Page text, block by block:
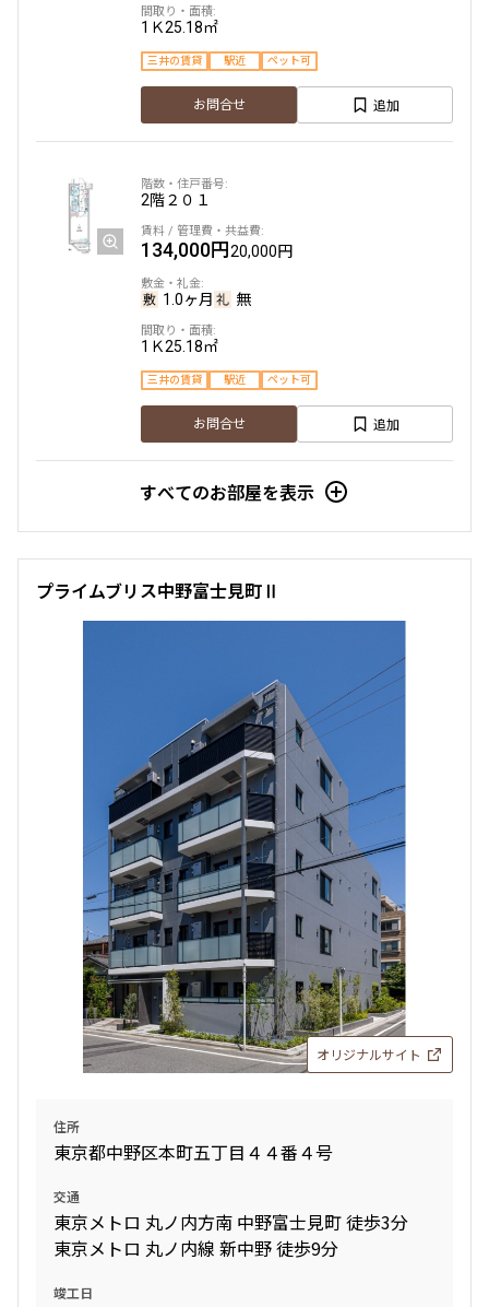
三井の賃貸物件
ペット可・相談
楽器可・相談
より詳細な絞り込み
建物施設やお部屋の設備、方位、階数などの絞り込みが
お部屋を再検索
1Ｋ25.18㎡
三井の賃貸 駅近 ペット可
お問合せ 追加
2階２０１
134,000円20,000円
1.0ヶ月 無
1Ｋ25.18㎡
三井の賃貸 駅近 ペット可
お問合せ 追加
すべてのお部屋を表示
プライムブリス中野富士見町Ⅱ
オリジナルサイト
住所
東京都中野区本町五丁目４４番４号
交通
東京メトロ 丸ノ内方南 中野富士見町 徒歩3分
東京メトロ 丸ノ内線 新中野 徒歩9分
竣工日